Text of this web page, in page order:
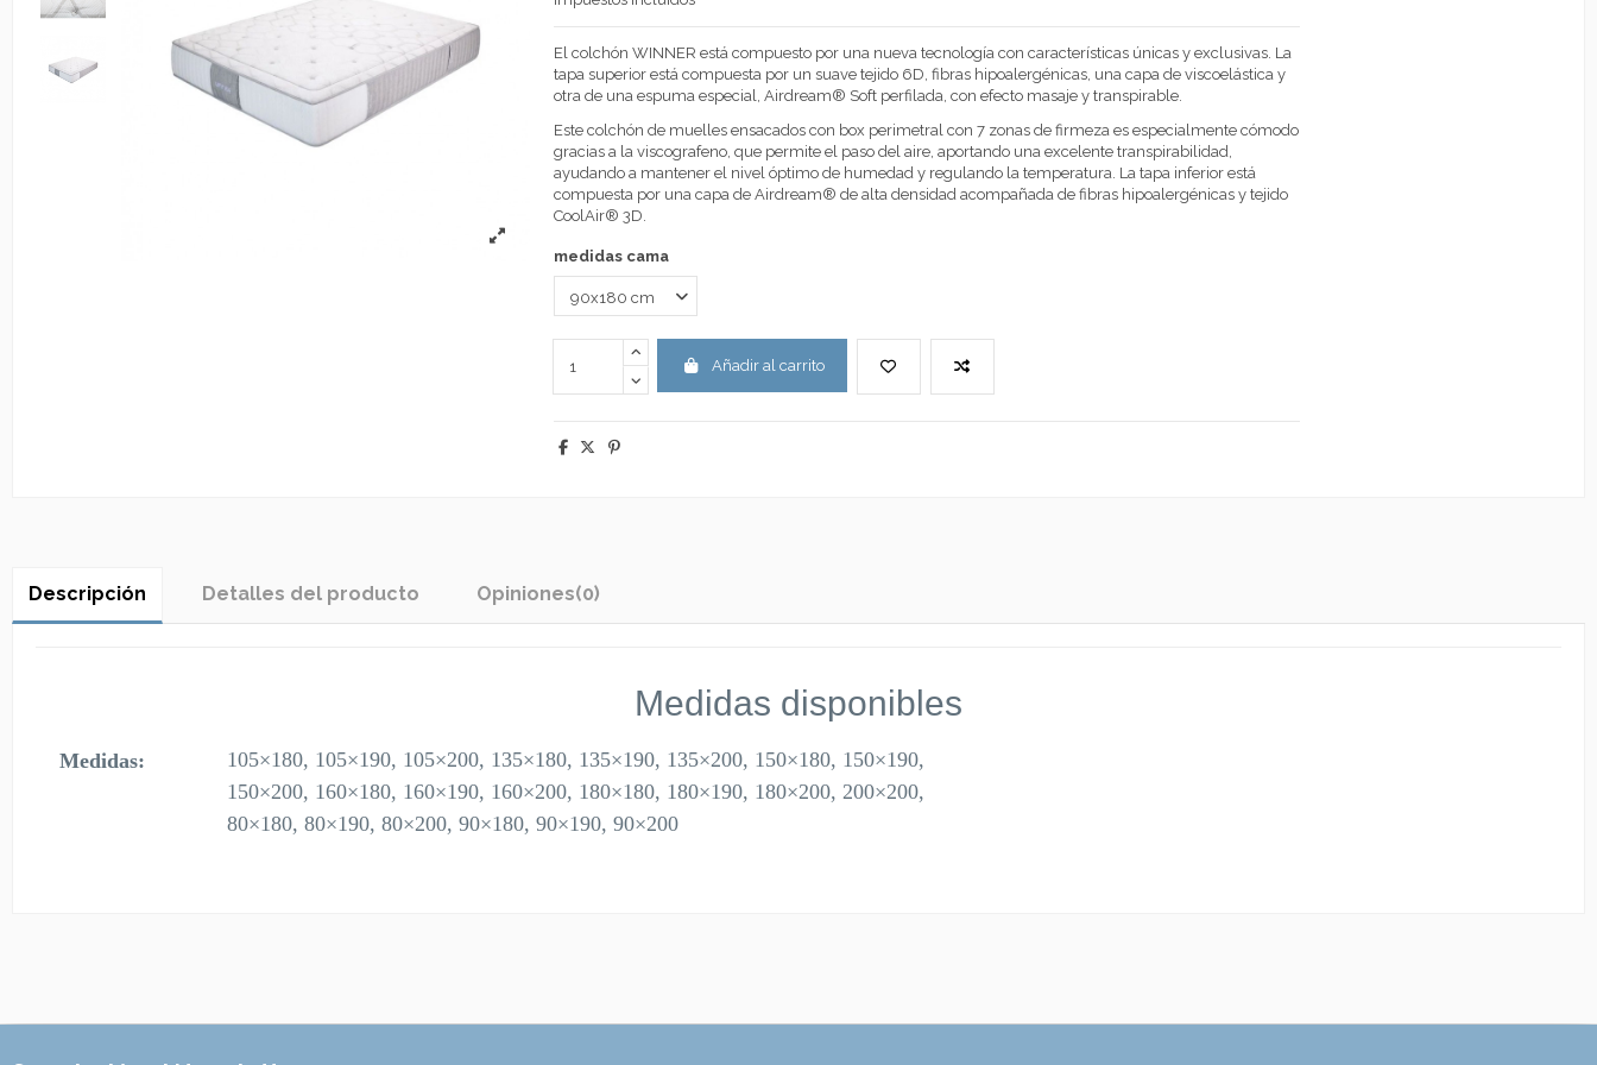
El colchón WINNER está compuesto por una nueva tecnología con características únicas y exclusivas. La
tapa superior está compuesta por un suave tejido 6D, fibras hipoalergénicas, una capa de viscoelástica y
otra de una espuma especial, Airdream® Soft perfilada, con efecto masaje y transpirable.
Este colchón de muelles ensacados con box perimetral con 7 zonas de firmeza es especialmente cómodo
gracias a la viscografeno, que permite el paso del aire, aportando una excelente transpirabilidad,
ayudando a mantener el nivel óptimo de humedad y regulando la temperatura. La tapa inferior está
compuesta por una capa de Airdream® de alta densidad acompañada de fibras hipoalergénicas y tejido
CoolAir® 3D.
medidas cama
Añadir al carrito
Descripción Detalles del producto Opiniones(0)
Medidas disponibles
Medidas:
105×180, 105×190, 105×200, 135×180, 135×190, 135×200, 150×180, 150×190,
150×200, 160×180, 160×190, 160×200, 180×180, 180×190, 180×200, 200×200,
80×180, 80×190, 80×200, 90×180, 90×190, 90×200